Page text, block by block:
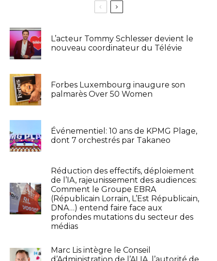
L’acteur Tommy Schlesser devient le
nouveau coordinateur du Télévie
Forbes Luxembourg inaugure son
palmarès Over 50 Women
Événementiel: 10 ans de KPMG Plage,
dont 7 orchestrés par Takaneo
Réduction des effectifs, déploiement
de l’IA, rajeunissement des audiences:
Comment le Groupe EBRA
(Républicain Lorrain, L’Est Républicain,
DNA…) entend faire face aux
profondes mutations du secteur des
médias
Marc Lis intègre le Conseil